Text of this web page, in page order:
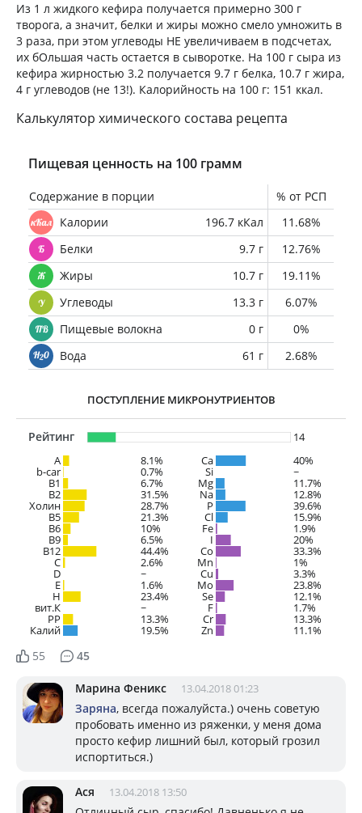
Из 1 л жидкого кефира получается примерно 300 г
творога, а значит, белки и жиры можно смело умножить в
3 раза, при этом углеводы НЕ увеличиваем в подсчетах,
их бОльшая часть остается в сыворотке. На 100 г сыра из
кефира жирностью 3.2 получается 9.7 г белка, 10.7 г жира,
4 г углеводов (не 13!). Калорийность на 100 г: 151 ккал.
Калькулятор химического состава рецепта
Пищевая ценность на 100 грамм
Содержание в порции
% от РСП
Калории
196.7 кКал
11.68%
Белки
9.7 г
12.76%
Жиры
10.7 г
19.11%
Углеводы
13.3 г
6.07%
Пищевые волокна
0 г
0%
Вода
61 г 2.68%
ПОСТУПЛЕНИЕ МИКРОНУТРИЕНТОВ
Рейтинг
14
A
8.1%
b-car 0.7%
В1 6.7%
B2 31.5%
Холин 28.7%
B5 21.3%
B6 10%
B9 6.5%
B12 44.4%
C 2.6%
D ~
E 1.6%
H 23.4%
вит.К ~
PP 13.3%
Калий 19.5%
Ca 40%
Si ~
Mg 11.7%
Na 12.8%
P 39.6%
Cl 15.9%
Fe 1.9%
I 20%
Co 33.3%
Mn 1%
Cu 3.3%
Mo 23.8%
Se 12.1%
F 1.7%
Cr 13.3%
Zn 11.1%
55 45
Марина Феникс 13.04.2018 01:23
Заряна, всегда пожалуйста.) очень советую
пробовать именно из ряженки, у меня дома
просто кефир лишний был, который грозил
испортиться.)
Ася 13.04.2018 13:50